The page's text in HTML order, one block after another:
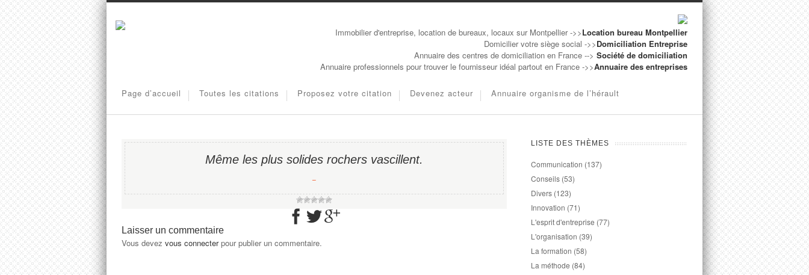
Immobilier d'entreprise, location de bureaux, locaux sur Montpellier ->>Location bureau Montpellier
Domicilier votre siège social ->>Domiciliation Entreprise
Annuaire des centres de domiciliation en France --> Société de domiciliation
Annuaire professionnels pour trouver le fournisseur idéal partout en France ->>Annuaire des entreprises
Page d’accueil Toutes les citations Proposez votre citation Devenez acteur Annuaire organisme de l’hérault
Même les plus solides rochers vascillent.
−
Laisser un commentaire
Vous devez vous connecterpour publier un commentaire.
LISTE DES THÈMES
Communication (137)
Conseils (53)
Divers (123)
Innovation (71)
L'esprit d'entreprise (77)
L'organisation (39)
La formation (58)
La méthode (84)